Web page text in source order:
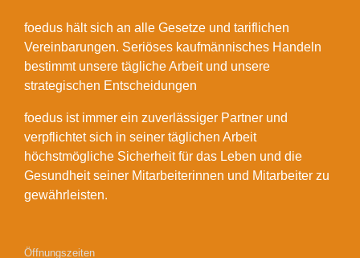
foedus hält sich an alle Gesetze und tariflichen
Vereinbarungen. Seriöses kaufmännisches Handeln
bestimmt unsere tägliche Arbeit und unsere
strategischen Entscheidungen
foedus ist immer ein zuverlässiger Partner und
verpflichtet sich in seiner täglichen Arbeit
höchstmögliche Sicherheit für das Leben und die
Gesundheit seiner Mitarbeiterinnen und Mitarbeiter zu
gewährleisten.
Öffnungszeiten